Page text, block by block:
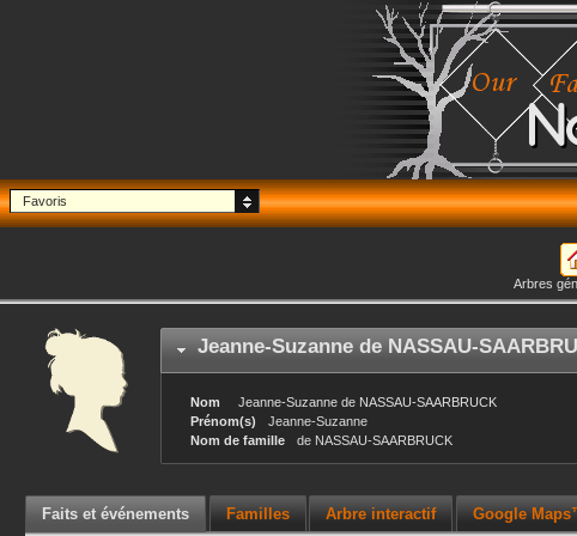
Favoris
Arbres
Jeanne-Suzanne de NASSAU-
Nom Jeanne-Suzanne de NASSAU-SAARBRUCK
Prénom(s)
Jeanne-Suzanne
Nom de famille
de NASSAU-SAARBRUCK
Faits et événements Familles Arbre interactif Google